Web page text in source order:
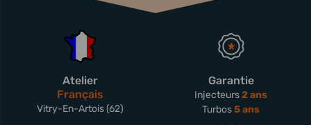
Atelier
Français
Vitry-En-Artois (62)
Garantie
Injecteurs2 ans
Turbos5 ans